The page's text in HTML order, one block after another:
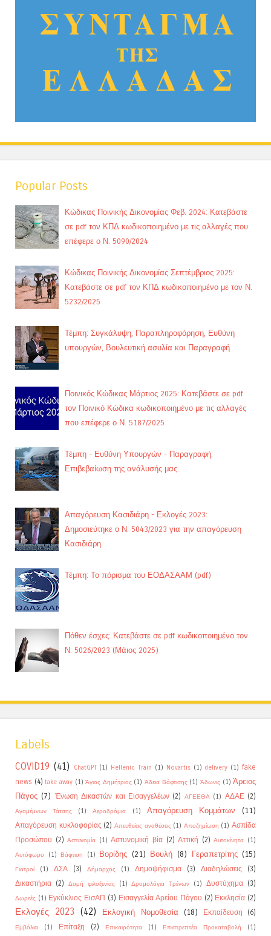
Popular Posts
Κώδικας Ποινικής Δικονομίας Φεβ. 2024: Κατεβάστε
σε pdf τον ΚΠΔ κωδικοποιημένο με τις αλλαγές που
επέφερε ο Ν. 5090/2024
Κώδικας Ποινικής Δικονομίας Σεπτέμβριος 2025:
Κατεβάστε σε pdf τον ΚΠΔ κωδικοποιημένο με τον Ν.
5232/2025
Τέμπη: Συγκάλυψη, Παραπληροφόρηση, Ευθύνη
υπουργών, Βουλευτική ασυλία και Παραγραφή
Ποινικός Κώδικας Μάρτιος 2025: Κατεβάστε σε pdf
τον Ποινικό Κώδικα κωδικοποιημένο με τις αλλαγές
που επέφερε ο Ν. 5187/2025
Τέμπη - Ευθύνη Υπουργών - Παραγραφή:
Επιβεβαίωση της ανάλυσής μας
Απαγόρευση Κασιδιάρη - Εκλογές 2023:
Δημοσιεύτηκε ο Ν. 5043/2023 για την απαγόρευση
Κασιδιάρη
Τέμπη: Το πόρισμα του ΕΟΔΑΣΑΑΜ (pdf)
Πόθεν έσχες: Κατεβάστε σε pdf κωδικοποιημένο τον
Ν. 5026/2023 (Μάιος 2025)
Labels
COVID19 (41) ChatGPT (1) Hellenic Train (1) Novartis (1) delivery (1) fake
news (4) take away (1) Άγιος Δημήτριος (1) Άδεια Βάφτισης (1) Άδωνις (1) Άρειος
Πάγος (7) Ένωση Δικαστών και Εισαγγελέων (2) ΑΓΕΕΘΑ (1) ΑΔΑΕ (2)
Αγαμέμνων Τάτσης (1) Αεροδρόμια (1) Απαγόρευση Κομμάτων (11)
Απαγόρευση κυκλοφορίας (2) Απευθείας αναθέσεις (1) Αποζημίωση (1) Ασπίδα
Προσώπου (2) Αστυνομία (1) Αστυνομική βία (2) Αττική (2) Αυτοκίνητα (1)
Αυτόφωρο
(1) Βάφτιση (1) Βορίδης (21) Βουλή (8) Γεραπετρίτης (15)
Γιατροί (1) ΔΣΑ (3) Δήμαρχος (1) Δημοψήφισμα (3) Διαδηλώσεις
(3)
Δικαστήρια (2) Δομή φιλοξενίας (1) Δρομολόγια Τρένων (1) Δυστύχημα (3)
Δωρεές (1) Εγκύκλιος ΕισΑΠ (3) Εισαγγελία Αρείου Πάγου (2) Εκκλησία (2)
Εκλογές 2023 (42) Εκλογική Νομοθεσία (18) Εκπαίδευση (6)
Εμβόλια (1) Επίταξη (2) Επικαιρότητα (1) Επιστρεπτέα Προκαταβολή (1)